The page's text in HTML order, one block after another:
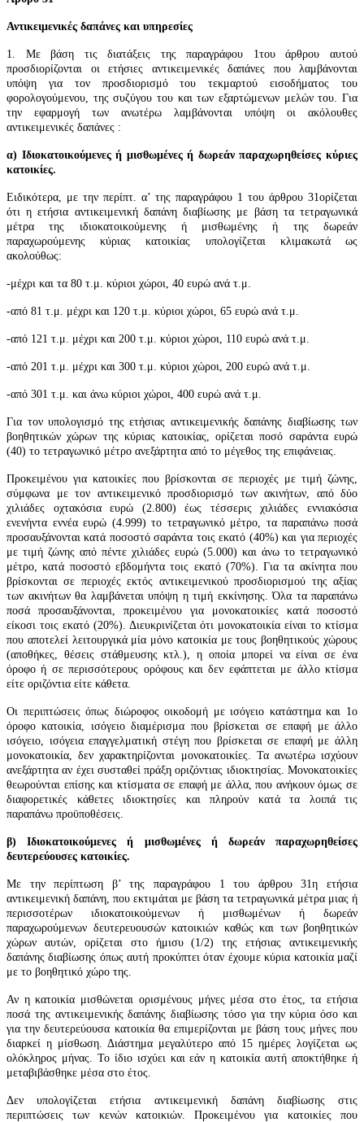
Αντικειμενικές δαπάνες και υπηρεσίες
1. Με βάση τις διατάξεις της παραγράφου 1του άρθρου αυτού
προσδιορίζονται οι ετήσιες αντικειμενικές δαπάνες που λαμβάνονται
υπόψη για τον προσδιορισμό του τεκμαρτού εισοδήματος του
φορολογούμενου, της συζύγου του και των εξαρτώμενων μελών του. Για
την εφαρμογή των ανωτέρω λαμβάνονται υπόψη οι ακόλουθες
αντικειμενικές δαπάνες :
α) Ιδιοκατοικούμενες ή μισθωμένες ή δωρεάν παραχωρηθείσες κύριες
κατοικίες.
Ειδικότερα, με την περίπτ. α’ της παραγράφου 1 του άρθρου 31ορίζεται
ότι η ετήσια αντικειμενική δαπάνη διαβίωσης με βάση τα τετραγωνικά
μέτρα της ιδιοκατοικούμενης ή μισθωμένης ή της δωρεάν
παραχωρούμενης κύριας κατοικίας υπολογίζεται κλιμακωτά ως
ακολούθως:
-μέχρι και τα 80 τ.μ. κύριοι χώροι, 40 ευρώ ανά τ.μ.
-από 81 τ.μ. μέχρι και 120 τ.μ. κύριοι χώροι, 65 ευρώ ανά τ.μ.
-από 121 τ.μ. μέχρι και 200 τ.μ. κύριοι χώροι, 110 ευρώ ανά τ.μ.
-από 201 τ.μ. μέχρι και 300 τ.μ. κύριοι χώροι, 200 ευρώ ανά τ.μ.
-από 301 τ.μ. και άνω κύριοι χώροι, 400 ευρώ ανά τ.μ.
Για τον υπολογισμό της ετήσιας αντικειμενικής δαπάνης διαβίωσης των
βοηθητικών χώρων της κύριας κατοικίας, ορίζεται ποσό σαράντα ευρώ
(40) το τετραγωνικό μέτρο ανεξάρτητα από το μέγεθος της επιφάνειας.
Προκειμένου για κατοικίες που βρίσκονται σε περιοχές με τιμή ζώνης,
σύμφωνα με τον αντικειμενικό προσδιορισμό των ακινήτων, από δύο
χιλιάδες οχτακόσια ευρώ (2.800) έως τέσσερις χιλιάδες εννιακόσια
ενενήντα εννέα ευρώ (4.999) το τετραγωνικό μέτρο, τα παραπάνω ποσά
προσαυξάνονται κατά ποσοστό σαράντα τοις εκατό (40%) και για περιοχές
με τιμή ζώνης από πέντε χιλιάδες ευρώ (5.000) και άνω το τετραγωνικό
μέτρο, κατά ποσοστό εβδομήντα τοις εκατό (70%). Για τα ακίνητα που
βρίσκονται σε περιοχές εκτός αντικειμενικού προσδιορισμού της αξίας
των ακινήτων θα λαμβάνεται υπόψη η τιμή εκκίνησης. Όλα τα παραπάνω
ποσά προσαυξάνονται, προκειμένου για μονοκατοικίες κατά ποσοστό
είκοσι τοις εκατό (20%). Διευκρινίζεται ότι μονοκατοικία είναι το κτίσμα
που αποτελεί λειτουργικά μία μόνο κατοικία με τους βοηθητικούς χώρους
(αποθήκες, θέσεις στάθμευσης κτλ.), η οποία μπορεί να είναι σε ένα
όροφο ή σε περισσότερους ορόφους και δεν εφάπτεται με άλλο κτίσμα
είτε οριζόντια είτε κάθετα.
Οι περιπτώσεις όπως διώροφος οικοδομή με ισόγειο κατάστημα και 1ο
όροφο κατοικία, ισόγειο διαμέρισμα που βρίσκεται σε επαφή με άλλο
ισόγειο, ισόγεια επαγγελματική στέγη που βρίσκεται σε επαφή με άλλη
μονοκατοικία, δεν χαρακτηρίζονται μονοκατοικίες. Τα ανωτέρω ισχύουν
ανεξάρτητα αν έχει συσταθεί πράξη οριζόντιας ιδιοκτησίας. Μονοκατοικίες
θεωρούνται επίσης και κτίσματα σε επαφή με άλλα, που ανήκουν όμως σε
διαφορετικές κάθετες ιδιοκτησίες και πληρούν κατά τα λοιπά τις
παραπάνω προϋποθέσεις.
β) Ιδιοκατοικούμενες ή μισθωμένες ή δωρεάν παραχωρηθείσες
δευτερεύουσες κατοικίες.
Με την περίπτωση β’ της παραγράφου 1 του άρθρου 31η ετήσια
αντικειμενική δαπάνη, που εκτιμάται με βάση τα τετραγωνικά μέτρα μιας ή
περισσοτέρων ιδιοκατοικούμενων ή μισθωμένων ή δωρεάν
παραχωρούμενων δευτερευουσών κατοικιών καθώς και των βοηθητικών
χώρων αυτών, ορίζεται στο ήμισυ (1/2) της ετήσιας αντικειμενικής
δαπάνης διαβίωσης όπως αυτή προκύπτει όταν έχουμε κύρια κατοικία μαζί
με το βοηθητικό χώρο της.
Αν η κατοικία μισθώνεται ορισμένους μήνες μέσα στο έτος, τα ετήσια
ποσά της αντικειμενικής δαπάνης διαβίωσης τόσο για την κύρια όσο και
για την δευτερεύουσα κατοικία θα επιμερίζονται με βάση τους μήνες που
διαρκεί η μίσθωση. Διάστημα μεγαλύτερο από 15 ημέρες λογίζεται ως
ολόκληρος μήνας. Το ίδιο ισχύει και εάν η κατοικία αυτή αποκτήθηκε ή
μεταβιβάσθηκε μέσα στο έτος.
Δεν υπολογίζεται ετήσια αντικειμενική δαπάνη διαβίωσης στις
περιπτώσεις των κενών κατοικιών. Προκειμένου για κατοικίες που